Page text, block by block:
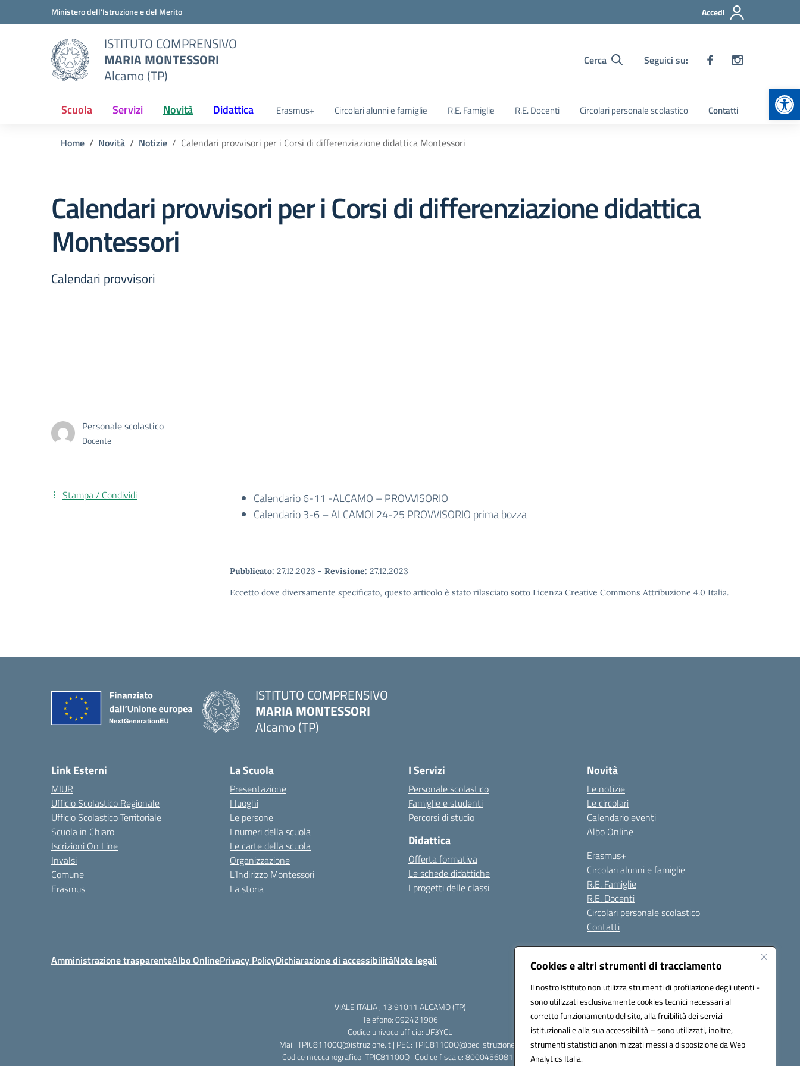
Cookies e altri strumenti di tracciamento
Il nostro Istituto non utilizza strumenti di profilazione degli utenti -
sono utilizzati esclusivamente cookies tecnici necessari al
corretto funzionamento del sito, alla fruibilità dei servizi
istituzionali e alla sua accessibilità – sono utilizzati, inoltre,
strumenti statistici anonimizzati messi a disposizione da Web
Analytics Italia.
Vai ai contenuti
Vai al menu di navigazioneMinistero dell'Istruzione e del Merito Accedi
ISTITUTO COMPRENSIVO
MARIA MONTESSORI
Alcamo (TP)
Cerca Seguici su:
Scuola Servizi Novità Didattica Erasmus+ Circolari alunni e famiglie R.E. Famiglie R.E. Docenti Circolari personale scolastico Contatti
Home Novità Notizie Calendari provvisori per i Corsi di differenziazione didattica Montessori
Calendari provvisori per i Corsi di differenziazione didattica
Montessori
Calendari provvisori
Personale scolastico
Docente
Calendario 6-11 -ALCAMO – PROVVISORIO
Calendario 3-6 – ALCAMOI 24-25 PROVVISORIO prima bozza
Pubblicato: 27.12.2023 - Revisione: 27.12.2023
Eccetto dove diversamente specificato, questo articolo è stato rilasciato sotto Licenza Creative Commons Attribuzione 4.0 Italia.
Stampa / Condividi
ISTITUTO COMPRENSIVO
MARIA MONTESSORI
Alcamo (TP)
Link Esterni
MIUR
Ufficio Scolastico Regionale
Ufficio Scolastico Territoriale
Scuola in Chiaro
Iscrizioni On Line
Invalsi
Comune
Erasmus
La Scuola
Presentazione
I luoghi
Le persone
I numeri della scuola
Le carte della scuola
Organizzazione
L’Indirizzo Montessori
La storia
I Servizi
Personale scolastico
Famiglie e studenti
Percorsi di studio
Didattica
Offerta formativa
Le schede didattiche
I progetti delle classi
Novità
Le notizie
Le circolari
Calendario eventi
Albo Online
Erasmus+
Circolari alunni e famiglie
R.E. Famiglie
R.E. Docenti
Circolari personale scolastico
Contatti
Amministrazione trasparenteAlbo OnlinePrivacy PolicyDichiarazione di accessibilitàNote legali Seguici su:
VIALE ITALIA , 13 91011 ALCAMO (TP)
Telefono: 092421906
Codice univoco ufficio: UF3YCL
Mail: TPIC81100Q@istruzione.it | PEC: TPIC81100Q@pec.istruzione.it
Codice meccanografico: TPIC81100Q | Codice fiscale: 80004560811